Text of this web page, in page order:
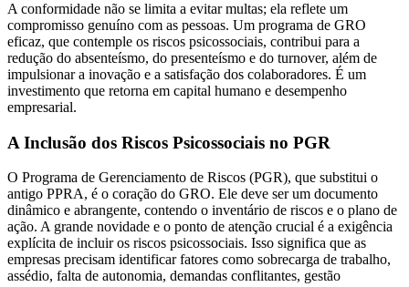
A conformidade não se limita a evitar multas; ela reflete um
compromisso genuíno com as pessoas. Um programa de GRO
eficaz, que contemple os riscos psicossociais, contribui para a
redução do absenteísmo, do presenteísmo e do turnover, além de
impulsionar a inovação e a satisfação dos colaboradores. É um
investimento que retorna em capital humano e desempenho
empresarial.
A Inclusão dos Riscos Psicossociais no PGR
O Programa de Gerenciamento de Riscos (PGR), que substitui o
antigo PPRA, é o coração do GRO. Ele deve ser um documento
dinâmico e abrangente, contendo o inventário de riscos e o plano de
ação. A grande novidade e o ponto de atenção crucial é a exigência
explícita de incluir os riscos psicossociais. Isso significa que as
empresas precisam identificar fatores como sobrecarga de trabalho,
assédio, falta de autonomia, demandas conflitantes, gestão